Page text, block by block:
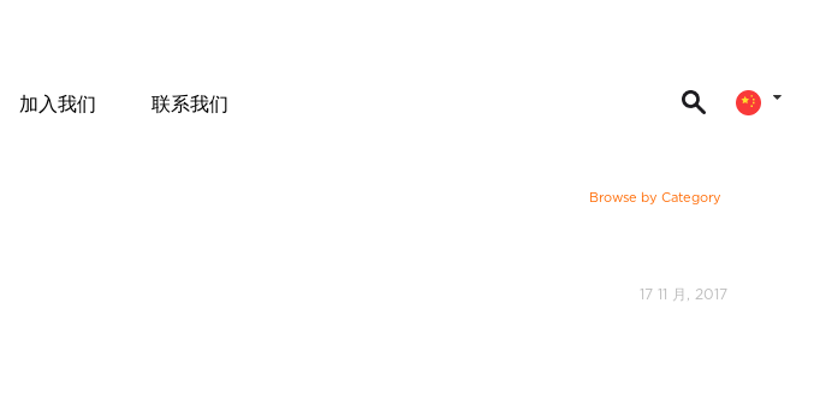
加入我们 联系我们
Browse by Category
17 11 月, 2017